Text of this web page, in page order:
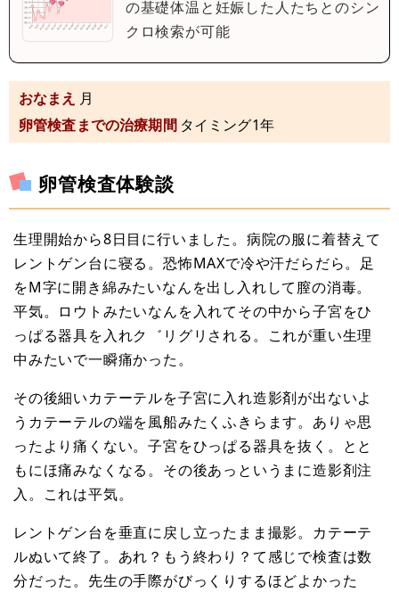
の基礎体温と妊娠した人たちとのシン
クロ検索が可能
おなまえ 月
卵管検査までの治療期間 タイミング1年
卵管検査体験談
生理開始から8日目に行いました。病院の服に着替えて
レントゲン台に寝る。恐怖MAXで冷や汗だらだら。足
をM字に開き綿みたいなんを出し入れして膣の消毒。
平気。ロウトみたいなんを入れてその中から子宮をひ
っぱる器具を入れク゛リグリされる。これが重い生理
中みたいで一瞬痛かった。
その後細いカテーテルを子宮に入れ造影剤が出ないよ
うカテーテルの端を風船みたくふきらます。ありゃ思
ったより痛くない。子宮をひっぱる器具を抜く。とと
もにほ痛みなくなる。その後あっというまに造影剤注
入。これは平気。
レントゲン台を垂直に戻し立ったまま撮影。カテーテ
ルぬいて終了。あれ？もう終わり？て感じで検査は数
分だった。先生の手際がびっくりするほどよかった